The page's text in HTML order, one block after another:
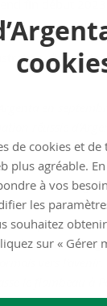
de cookies et
plus agréable.
à vos
les
souhaitez
sur « Gérer
d’Argenta:
années,
de Flandre
valeurs
de Marc,
les plus
d’existence